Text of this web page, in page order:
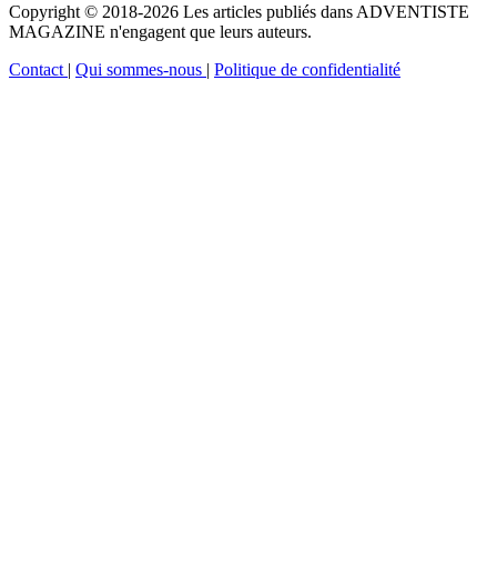
Copyright © 2018-2026 Les articles publiés dans ADVENTISTE
MAGAZINE n'engagent que leurs auteurs.
Contact | Qui sommes-nous | Politique de confidentialité